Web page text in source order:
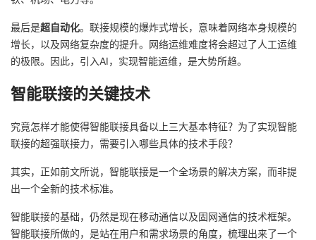
最后是超自动化。联接规模的爆炸式增长，意味着网络本身规模的
增长，以及网络复杂度的提升。网络运维难度将会超过了人工运维
的极限。因此，引入AI，实现智能运维，是大势所趋。
智能联接的关键技术
究竟怎样才能使得智能联接具备以上三大基本特征？为了实现智能
联接的超强联接力，需要引入哪些具体的技术手段？
其实，正如前文所说，智能联接是一个全场景的解决方案，而非提
出一个全新的技术标准。
智能联接的基础，仍然是现在移动通信以及固网通信的技术框架。
智能联接所做的，是站在用户和需求场景的角度，梳理出来了一个